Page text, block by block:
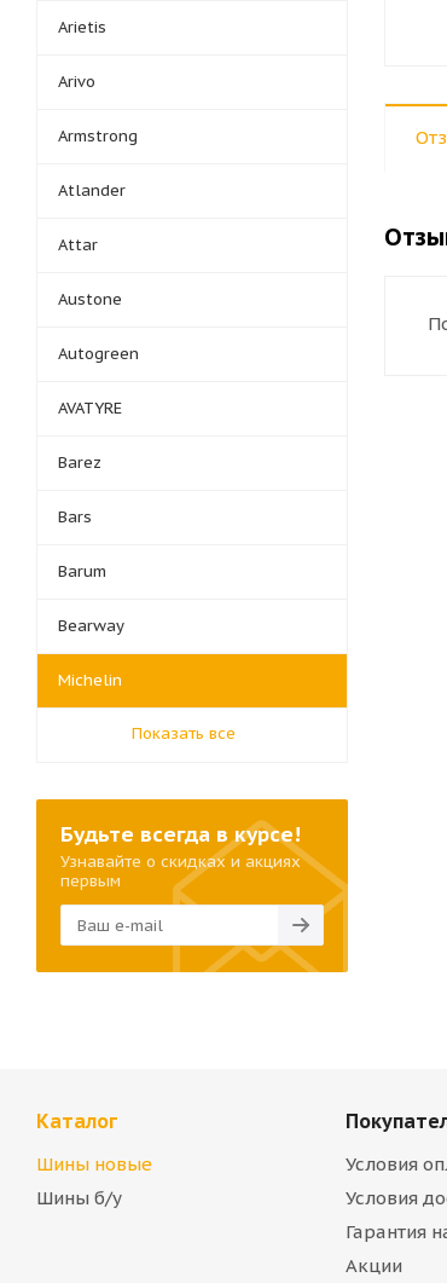
Arietis
Arivo
Armstrong
Atlander
Attar
Austone
Autogreen
AVATYRE
Barez
Bars
Barum
Bearway
Michelin
Показать все
Будьте всегда в курсе!
Узнавайте о скидках и акциях
первым
Каталог
Шины новые
Шины б/у
Условия
Условия
Гарантия
Акции